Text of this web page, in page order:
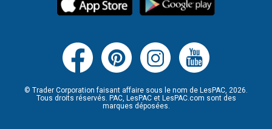
© Trader Corporation faisant affaire sous le nom de LesPAC, 2026.
Tous droits réservés. PAC, LesPAC et LesPAC.com sont des
marques déposées.